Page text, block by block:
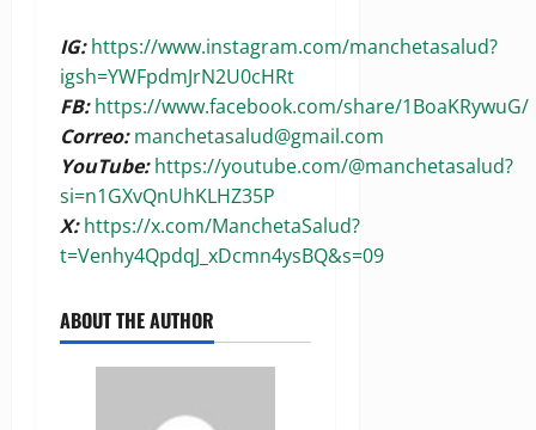
IG:https://www.instagram.com/manchetasalud?
igsh=YWFpdmJrN2U0cHRt
FB:https://www.facebook.com/share/1BoaKRywuG/
Correo:manchetasalud@gmail.com
YouTube: https://youtube.com/@manchetasalud?
si=n1GXvQnUhKLHZ35P
X:https://x.com/ManchetaSalud?
t=Venhy4QpdqJ_xDcmn4ysBQ&s=09
ABOUT THE AUTHOR